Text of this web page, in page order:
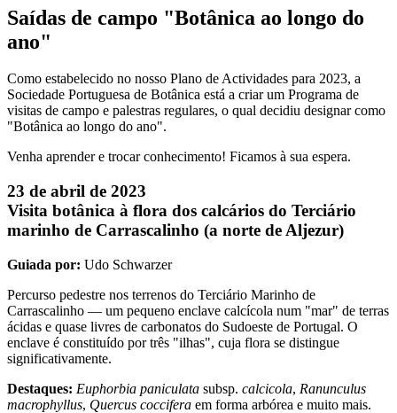
Saídas de campo "Botânica ao longo do
ano"
Como estabelecido no nosso Plano de Actividades para 2023, a
Sociedade Portuguesa de Botânica está a criar um Programa de
visitas de campo e palestras regulares, o qual decidiu designar como
"Botânica ao longo do ano".
Venha aprender e trocar conhecimento! Ficamos à sua espera.
23 de abril de 2023
Visita botânica à flora dos calcários do Terciário
marinho de Carrascalinho (a norte de Aljezur)
Guiada por: Udo Schwarzer
Percurso pedestre nos terrenos do Terciário Marinho de
Carrascalinho — um pequeno enclave calcícola num "mar" de terras
ácidas e quase livres de carbonatos do Sudoeste de Portugal. O
enclave é constituído por três "ilhas", cuja flora se distingue
significativamente.
Destaques: Euphorbia paniculata subsp. calcicola, Ranunculus
macrophyllus, Quercus coccifera em forma arbórea e muito mais.